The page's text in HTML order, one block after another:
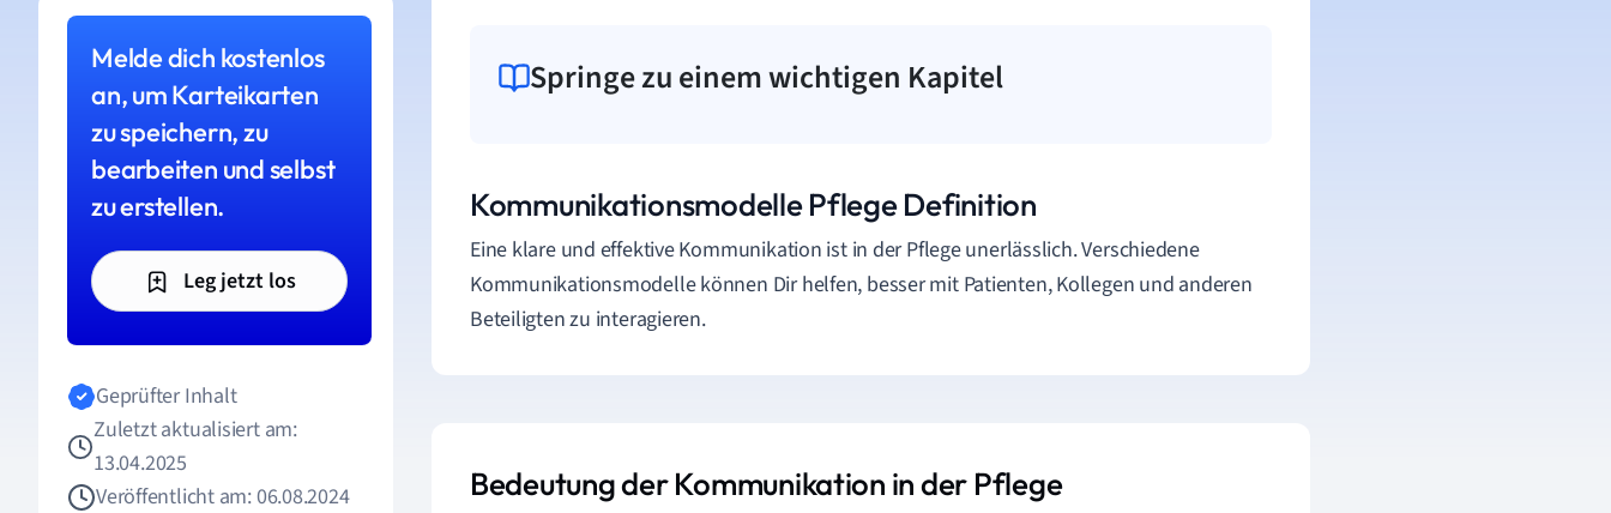
Melde dich kostenlos
an, um Karteikarten
zu speichern, zu
bearbeiten und selbst
zu erstellen.
Leg jetzt los
Geprüfter Inhalt
Zuletzt aktualisiert am:
13.04.2025
Veröffentlicht am: 06.08.2024
Springe zu einem wichtigen Kapitel
Kommunikationsmodelle Pflege Definition
Eine klare und effektive Kommunikation ist in der Pflege unerlässlich. Verschiedene
Kommunikationsmodelle können Dir helfen, besser mit Patienten, Kollegen und anderen
Beteiligten zu interagieren.
Bedeutung der Kommunikation in der Pflege